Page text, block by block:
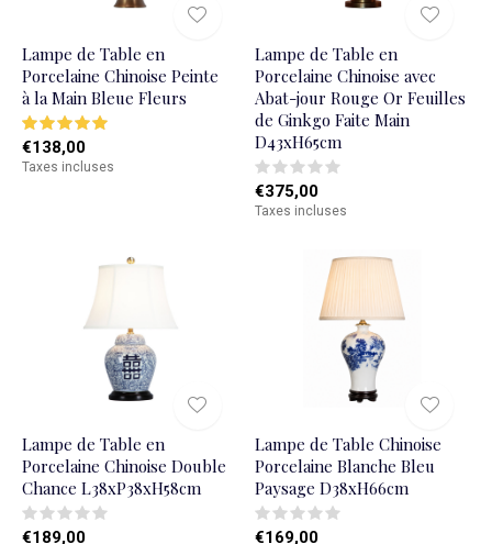
Lampe de Table en
Porcelaine Chinoise Peinte
à la Main Bleue Fleurs
€138,00
Taxes incluses
Lampe de Table en
Porcelaine Chinoise avec
Abat-jour Rouge Or Feuilles
de Ginkgo Faite Main
D43xH65cm
€375,00
Taxes incluses
Lampe de Table en
Porcelaine Chinoise Double
Chance L38xP38xH58cm
€189,00
Lampe de Table Chinoise
Porcelaine Blanche Bleu
Paysage D38xH66cm
€169,00